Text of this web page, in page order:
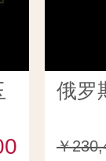
俄罗
￥